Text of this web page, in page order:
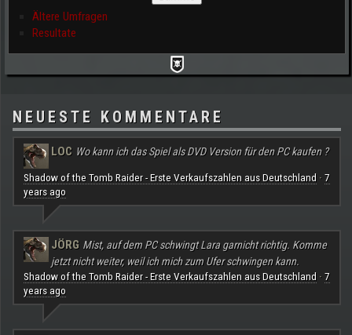
Ältere Umfragen
Resultate
NEUESTE KOMMENTARE
LOC Wo kann ich das Spiel als DVD Version für den PC kaufen ?
Shadow of the Tomb Raider - Erste Verkaufszahlen aus Deutschland · 7
years ago
JÖRG Mist, auf dem PC schwingt Lara garnicht richtig. Komme
jetzt nicht weiter, weil ich mich zum Ufer schwingen kann.
Shadow of the Tomb Raider - Erste Verkaufszahlen aus Deutschland · 7
years ago